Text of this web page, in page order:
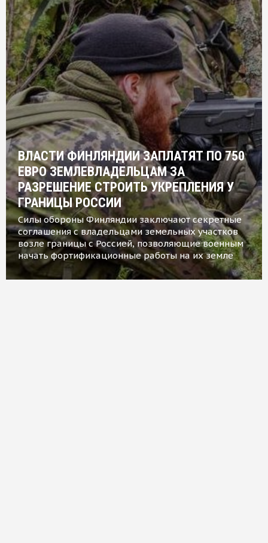
ВЛАСТИ ФИНЛЯНДИИ ЗАПЛАТЯТ ПО 750
ЕВРО ЗЕМЛЕВЛАДЕЛЬЦАМ ЗА
РАЗРЕШЕНИЕ СТРОИТЬ УКРЕПЛЕНИЯ У
ГРАНИЦЫ РОССИИ
Силы обороны Финляндии заключают секретные
соглашения с владельцами земельных участков
возле границы с Россией, позволяющие военным
начать фортификационные работы на их земле